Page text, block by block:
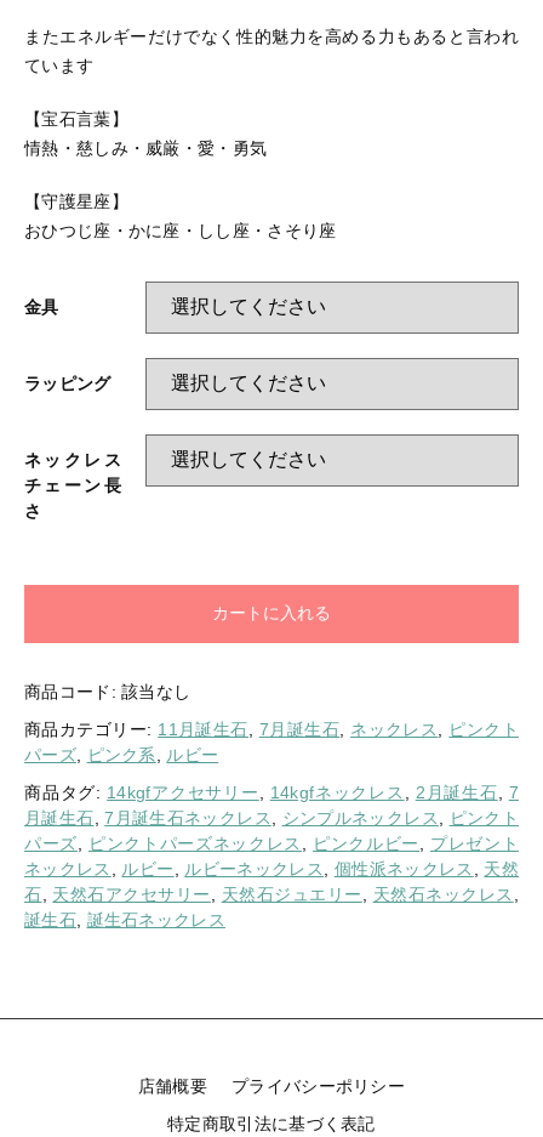
またエネルギーだけでなく性的魅力を高める力もあると言われ
ています
【宝石言葉】
情熱・慈しみ・威厳・愛・勇気
【守護星座】
おひつじ座・かに座・しし座・さそり座
金具
ラッピング
ネックレス
チェーン長
さ
カートに入れる
商品コード:該当なし
商品カテゴリー: 11月誕生石, 7月誕生石, ネックレス, ピンクト
パーズ, ピンク系, ルビー
商品タグ: 14kgfアクセサリー, 14kgfネックレス , 2月誕生石, 7
月誕生石,7月誕生石ネックレス, シンプルネックレス, ピンクト
パーズ, ピンクトパーズネックレス , ピンクルビー, プレゼント
ネックレス , ルビー, ルビーネックレス, 個性派ネックレス , 天然
石, 天然石アクセサリー, 天然石ジュエリー, 天然石ネックレス ,
誕生石, 誕生石ネックレス
店舗概要
プライバシーポリシー
特定商取引法に基づく表記